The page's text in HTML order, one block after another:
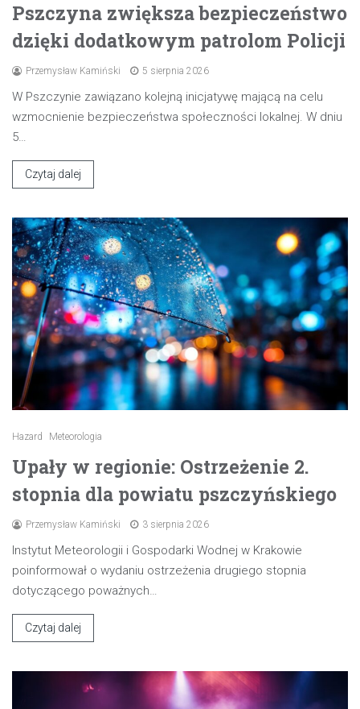
Pszczyna zwiększa bezpieczeństwo
dzięki dodatkowym patrolom Policji
Przemysław Kamiński 5 sierpnia 2026
W Pszczynie zawiązano kolejną inicjatywę mającą na celu
wzmocnienie bezpieczeństwa społeczności lokalnej. W dniu
5…
Czytaj dalej
Hazard Meteorologia
Upały w regionie: Ostrzeżenie 2.
stopnia dla powiatu pszczyńskiego
Przemysław Kamiński 3 sierpnia 2026
Instytut Meteorologii i Gospodarki Wodnej w Krakowie
poinformował o wydaniu ostrzeżenia drugiego stopnia
dotyczącego poważnych…
Czytaj dalej